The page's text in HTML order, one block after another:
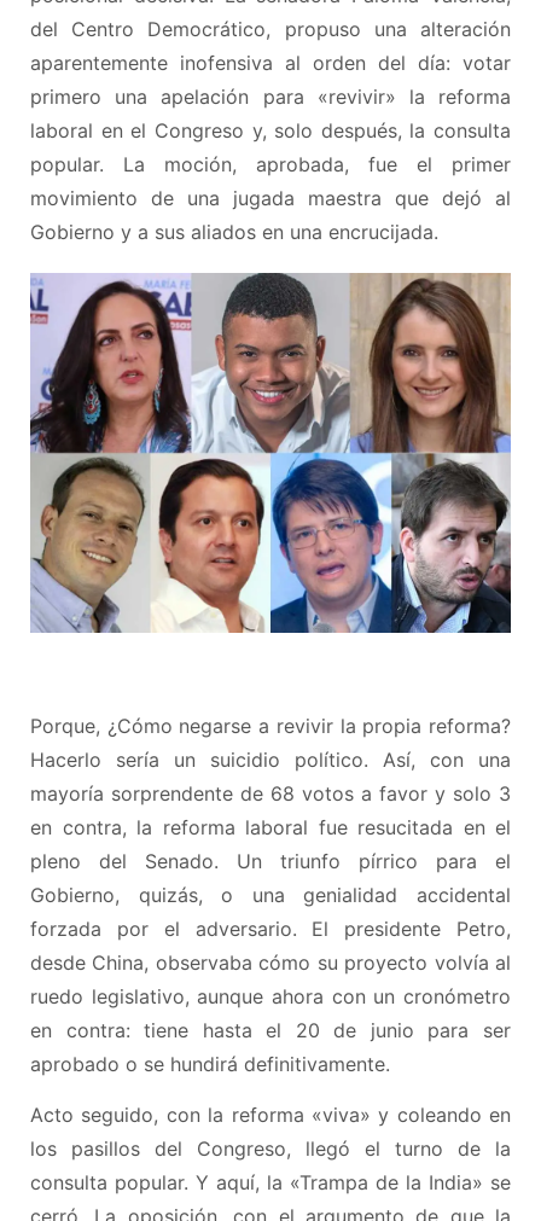
del Centro Democrático, propuso una alteración
aparentemente inofensiva al orden del día: votar
primero una apelación para «revivir» la reforma
laboral en el Congreso y, solo después, la consulta
popular. La moción, aprobada, fue el primer
movimiento de una jugada maestra que dejó al
Gobierno y a sus aliados en una encrucijada.
Porque, ¿Cómo negarse a revivir la propia reforma?
Hacerlo sería un suicidio político. Así, con una
mayoría sorprendente de 68 votos a favor y solo 3
en contra, la reforma laboral fue resucitada en el
pleno del Senado. Un triunfo pírrico para el
Gobierno, quizás, o una genialidad accidental
forzada por el adversario. El presidente Petro,
desde China, observaba cómo su proyecto volvía al
ruedo legislativo, aunque ahora con un cronómetro
en contra: tiene hasta el 20 de junio para ser
aprobado o se hundirá definitivamente.
Acto seguido, con la reforma «viva» y coleando en
los pasillos del Congreso, llegó el turno de la
consulta popular. Y aquí, la «Trampa de la India» se